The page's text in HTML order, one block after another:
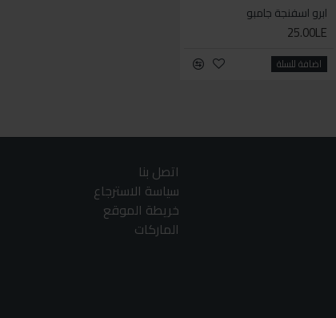
ابرو اسفنجة جامبو
25.00LE
اضافة للسلة
اتصل بنا
سياسة الاسترجاع
خريطة الموقع
الماركات